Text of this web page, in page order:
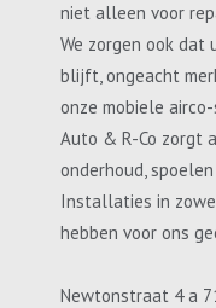
niet alleen voor
We zorgen ook dat
blijft, ongeacht
onze mobiele
Auto & R-Co zorgt
onderhoud,
Installaties in
hebben voor ons
Newtonstraat 4 a